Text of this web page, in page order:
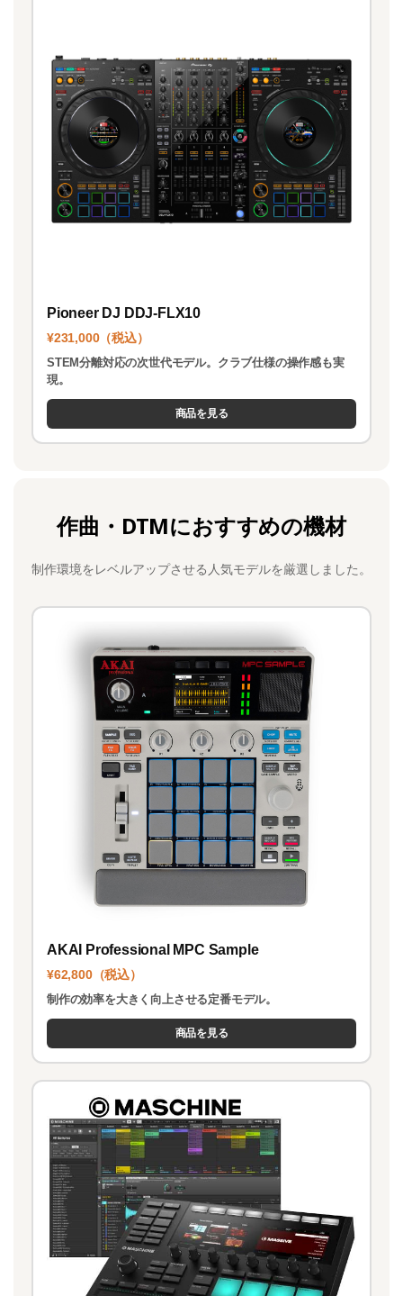
Pioneer DJ DDJ-FLX10
¥231,000（税込）
STEM分離対応の次世代モデル。クラブ仕様の操作感も実
現。
商品を見る
作曲・DTMにおすすめの機材
制作環境をレベルアップさせる人気モデルを厳選しました。
AKAI Professional MPC Sample
¥62,800（税込）
制作の効率を大きく向上させる定番モデル。
商品を見る